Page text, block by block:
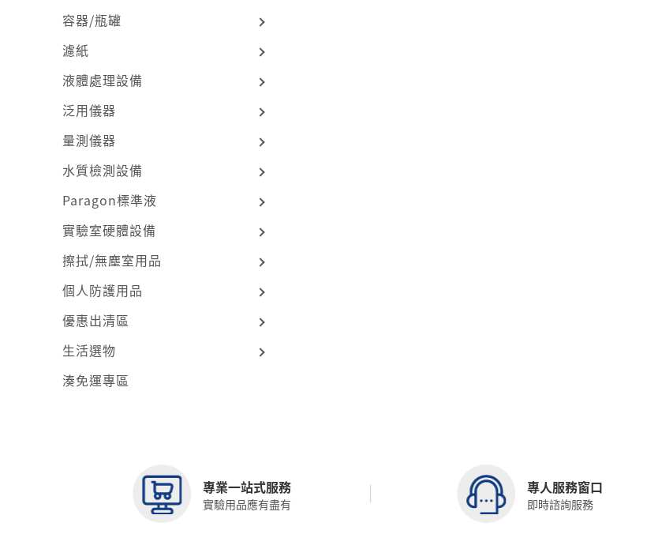
容器/瓶罐
濾紙
液體處理設備
泛用儀器
量測儀器
水質檢測設備
Paragon標準液
實驗室硬體設備
擦拭/無塵室用品
個人防護用品
優惠出清區
生活選物
湊免運專區
專業一站式服務
實驗用品應有盡有
專人服務窗口
即時諮詢服務